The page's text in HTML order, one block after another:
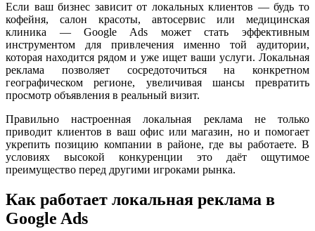
Если ваш бизнес зависит от локальных клиентов — будь то
кофейня, салон красоты, автосервис или медицинская
клиника — Google Ads может стать эффективным
инструментом для привлечения именно той аудитории,
которая находится рядом и уже ищет ваши услуги. Локальная
реклама позволяет сосредоточиться на конкретном
географическом регионе, увеличивая шансы превратить
просмотр объявления в реальный визит.
Правильно настроенная локальная реклама не только
приводит клиентов в ваш офис или магазин, но и помогает
укрепить позицию компании в районе, где вы работаете. В
условиях высокой конкуренции это даёт ощутимое
преимущество перед другими игроками рынка.
Как работает локальная реклама в
Google Ads